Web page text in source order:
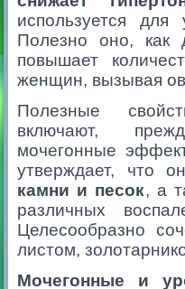
используется для
Полезно оно, как
повышает
женщин, вызывая
Полезные
включают,
мочегонные
утверждает, что
камни и песок, а
различных
Целесообразно
листом,
Мочегонные и